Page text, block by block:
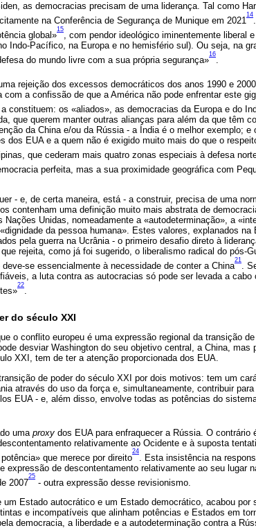
as democracias precisam de uma liderança. Tal como
na Conferência de Segurança de Munique em 2021
14
global»
15
, com pendor ideológico iminentemente liberal
Indo-Pacífico, na Europa e no hemisfério sul). Ou seja, na
do mundo livre com a sua própria segurança»
16
.
rejeição dos excessos democráticos dos anos 1990 e 2000
a confissão de que a América não pode enfrentar este
constituem: os «aliados», as democracias da Europa e do
que querem manter outras alianças para além da que têm
da China e/ou da Rússia - a Índia é o melhor exemplo; e
dos EUA e a quem não é exigido muito mais do que o
que cederam mais quatro zonas especiais à defesa
perfeita, mas a sua proximidade geográfica com
- e, de certa maneira, está - a construir, precisa de uma
contenham uma definição muito mais abstrata de
Unidas, nomeadamente a «autodeterminação», a
da pessoa humana». Estes valores, explanados na
pela guerra na Ucrânia - o primeiro desafio direto à
rejeita, como já foi sugerido, o liberalismo radical do pós-
se essencialmente à necessidade de conter a China
21
.
a luta contra as autocracias só pode ser levada a cabo
22
.
do século XXI
o conflito europeu é uma expressão regional da transição
desviar Washington do seu objetivo central, a China, mas
XXI, tem de ter a atenção proporcionada dos EUA.
de poder do século XXI por dois motivos: tem um
através do uso da força e, simultaneamente, contribuir
EUA - e, além disso, envolve todas as potências do
uma proxy dos EUA para enfraquecer a Rússia. O contrário
relativamente ao Ocidente e à suposta
que merece por direito
24
. Esta insistência na
expressão de descontentamento relativamente ao seu lugar
2007
25
- outra expressão desse revisionismo.
Estado autocrático e um Estado democrático, acabou por
e incompatíveis que alinham potências e Estados em
democracia, a liberdade e a autodeterminação contra a